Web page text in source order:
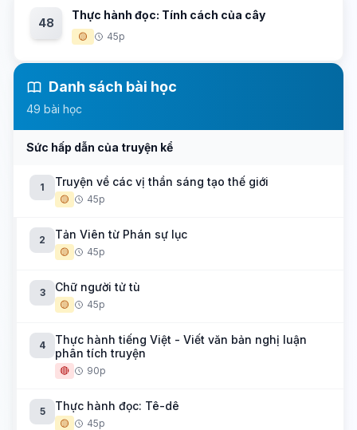
48
Thực hành đọc: Tính cách của cây
🟡 45p
Danh sách bài học
49 bài học
Sức hấp dẫn của truyện kể
1 Truyện về các vị thần sáng tạo thế giới
🟡 45p
2 Tản Viên từ Phán sự lục
🟡 45p
3 Chữ người tử tù
🟡 45p
4
Thực hành tiếng Việt - Viết văn bản nghị luận
phân tích truyện
🔴 90p
5 Thực hành đọc: Tê-dê
🟡 45p